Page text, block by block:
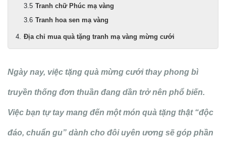
Tranh chữ Phúc mạ vàng
Tranh hoa sen mạ vàng
Địa chỉ mua quà tặng tranh mạ vàng mừng cưới
Ngày nay, việc tặng quà mừng cưới thay phong bì
truyền thống đơn thuần đang dần trở nên phổ biến.
Việc bạn tự tay mang đến một món quà tặng thật “độc
đáo, chuẩn gu” dành cho đôi uyên ương sẽ góp phần